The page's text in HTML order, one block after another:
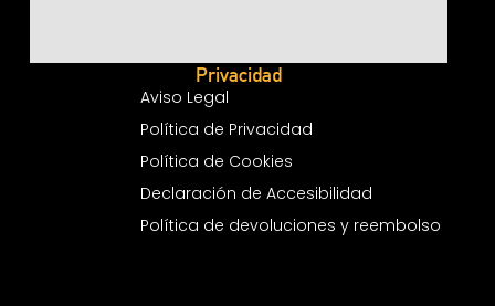
Privacidad
Aviso Legal
Política de Privacidad
Política de Cookies
Declaración de Accesibilidad
Política de devoluciones y reembolso